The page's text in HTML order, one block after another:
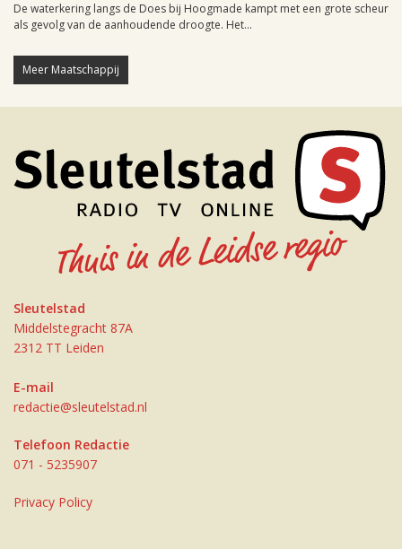
De waterkering langs de Does bij Hoogmade kampt met een grote scheur
als gevolg van de aanhoudende droogte. Het...
Meer Maatschappij
Sleutelstad
Middelstegracht 87A
2312 TT Leiden
E-mail
redactie@sleutelstad.nl
Telefoon Redactie
071 - 5235907
Privacy Policy